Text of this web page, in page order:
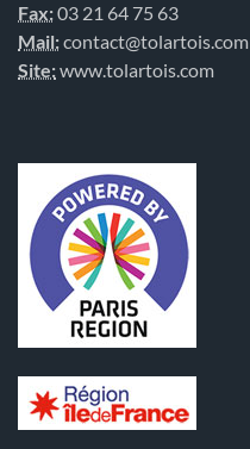
Fax:03 21 64 75 63
Mail:contact@tolartois.com
Site:www.tolartois.com